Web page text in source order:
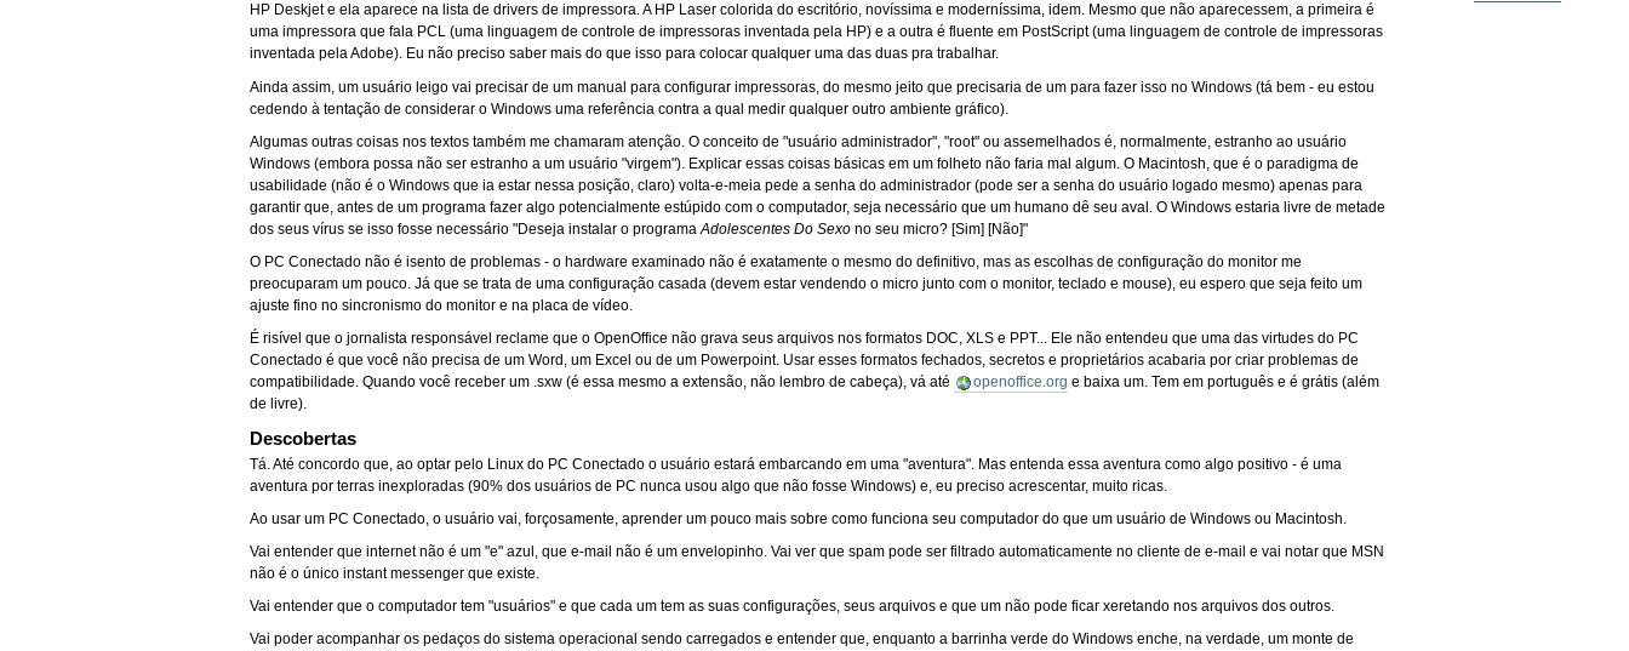
HP Deskjet e ela aparece na lista de drivers de impressora. A HP Laser colorida do escritório, novíssima e moderníssima, idem. Mesmo que não aparecessem, a primeira é
uma impressora que fala PCL (uma linguagem de controle de impressoras inventada pela HP) e a outra é fluente em PostScript (uma linguagem de controle de impressoras
inventada pela Adobe). Eu não preciso saber mais do que isso para colocar qualquer uma das duas pra trabalhar.
Ainda assim, um usuário leigo vai precisar de um manual para configurar impressoras, do mesmo jeito que precisaria de um para fazer isso no Windows (tá bem - eu estou
cedendo à tentação de considerar o Windows uma referência contra a qual medir qualquer outro ambiente gráfico).
Algumas outras coisas nos textos também me chamaram atenção. O conceito de "usuário administrador", "root" ou assemelhados é, normalmente, estranho ao usuário
Windows (embora possa não ser estranho a um usuário "virgem"). Explicar essas coisas básicas em um folheto não faria mal algum. O Macintosh, que é o paradigma de
usabilidade (não é o Windows que ia estar nessa posição, claro) volta-e-meia pede a senha do administrador (pode ser a senha do usuário logado mesmo) apenas para
garantir que, antes de um programa fazer algo potencialmente estúpido com o computador, seja necessário que um humano dê seu aval. O Windows estaria livre de metade
dos seus vírus se isso fosse necessário "Deseja instalar o programaAdolescentes Do Sexo no seu micro? [Sim] [Não]"
O PC Conectado não é isento de problemas - o hardware examinado não é exatamente o mesmo do definitivo, mas as escolhas de configuração do monitor me
preocuparam um pouco. Já que se trata de uma configuração casada (devem estar vendendo o micro junto com o monitor, teclado e mouse), eu espero que seja feito um
ajuste fino no sincronismo do monitor e na placa de vídeo.
É risível que o jornalista responsável reclame que o OpenOffice não grava seus arquivos nos formatos DOC, XLS e PPT... Ele não entendeu que uma das virtudes do PC
Conectado é que você não precisa de um Word, um Excel ou de um Powerpoint. Usar esses formatos fechados, secretos e proprietários acabaria por criar problemas de
compatibilidade. Quando você receber um .sxw (é essa mesmo a extensão, não lembro de cabeça), vá até
openoffice.org e baixa um. Tem em português e é grátis (além
de livre).
Descobertas
Tá. Até concordo que, ao optar pelo Linux do PC Conectado o usuário estará embarcando em uma "aventura". Mas entenda essa aventura como algo positivo - é uma
aventura por terras inexploradas (90% dos usuários de PC nunca usou algo que não fosse Windows) e, eu preciso acrescentar, muito ricas.
Ao usar um PC Conectado, o usuário vai, forçosamente, aprender um pouco mais sobre como funciona seu computador do que um usuário de Windows ou Macintosh.
Vai entender que internet não é um "e" azul, que e-mail não é um envelopinho. Vai ver que spam pode ser filtrado automaticamente no cliente de e-mail e vai notar que MSN
não é o único instant messenger que existe.
Vai entender que o computador tem "usuários" e que cada um tem as suas configurações, seus arquivos e que um não pode ficar xeretando nos arquivos dos outros.
Vai poder acompanhar os pedaços do sistema operacional sendo carregados e entender que, enquanto a barrinha verde do Windows enche, na verdade, um monte de